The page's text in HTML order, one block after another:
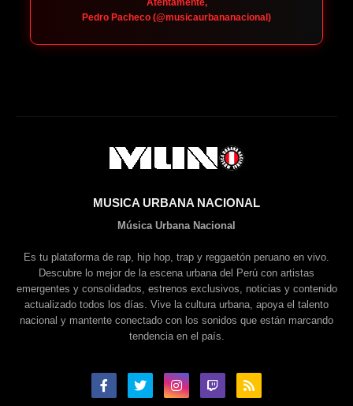
Pedro Pacheco (@musicaurbananacional)
MUSICA URBANA NACIONAL
Música Urbana Nacional
Es tu plataforma de rap, hip hop, trap y reggaetón peruano en vivo.
Descubre lo mejor de la escena urbana del Perú con artistas
emergentes y consolidados, estrenos exclusivos, noticias y contenido
actualizado todos los días. Vive la cultura urbana, apoya el talento
nacional y mantente conectado con los sonidos que están marcando
tendencia en el país.